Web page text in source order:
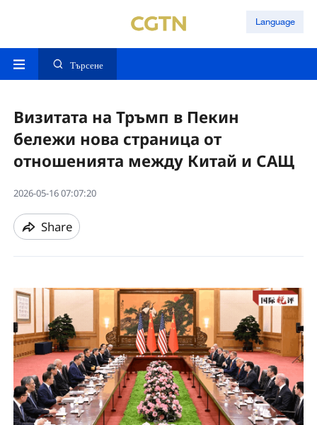
Language
Търсене
Визитата на Тръмп в Пекин
бележи нова страница от
отношенията между Китай и САЩ
2026-05-16 07:07:20
Share